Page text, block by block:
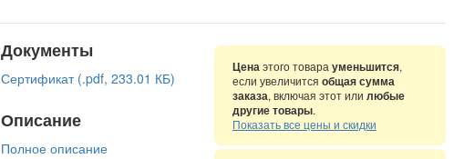
Документы
Сертификат (.pdf, 233.01 КБ)
Описание
Полное описание
Ценаэтого товара уменьшится,
если увеличится общая сумма
заказа, включая этот или любые
другие товары.
Показать все цены и скидки